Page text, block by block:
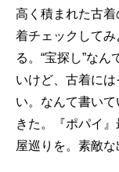
高く積まれた古
着チェックしてみ
る。“宝探し”な
いけど、古着には
い。なんて書い
きた。『ポパイ
屋巡りを。素敵な